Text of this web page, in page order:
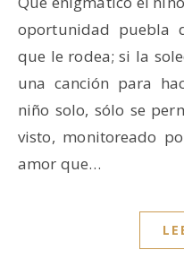
oportunidad puebla
que le rodea; si la
una canción para
niño solo, sólo se
visto, monitoreado
amor que…